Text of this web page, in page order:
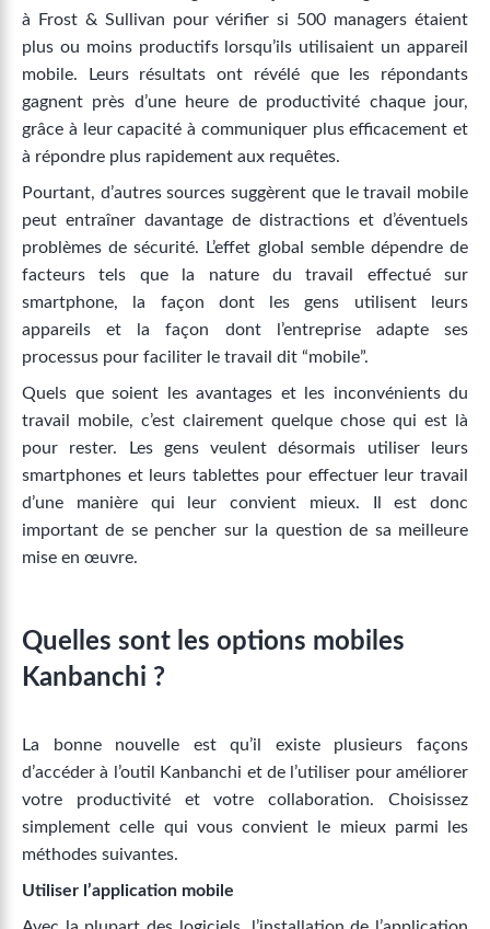
à Frost & Sullivan pour vérifier si 500 managers étaient
plus ou moins productifs lorsqu’ils utilisaient un appareil
mobile. Leurs résultats ont révélé que les répondants
gagnent près d’une heure de productivité chaque jour,
grâce à leur capacité à communiquer plus efficacement et
à répondre plus rapidement aux requêtes.
Pourtant, d’autres sources suggèrent que le travail mobile
peut entraîner davantage de distractions et d’éventuels
problèmes de sécurité. L’effet global semble dépendre de
facteurs tels que la nature du travail effectué sur
smartphone, la façon dont les gens utilisent leurs
appareils et la façon dont l’entreprise adapte ses
processus pour faciliter le travail dit “mobile”.
Quels que soient les avantages et les inconvénients du
travail mobile, c’est clairement quelque chose qui est là
pour rester. Les gens veulent désormais utiliser leurs
smartphones et leurs tablettes pour effectuer leur travail
d’une manière qui leur convient mieux. Il est donc
important de se pencher sur la question de sa meilleure
mise en œuvre.
Quelles sont les options mobiles
Kanbanchi ?
La bonne nouvelle est qu’il existe plusieurs façons
d’accéder à l’outil Kanbanchi et de l’utiliser pour améliorer
votre productivité et votre collaboration. Choisissez
simplement celle qui vous convient le mieux parmi les
méthodes suivantes.
Utiliser l’application mobile